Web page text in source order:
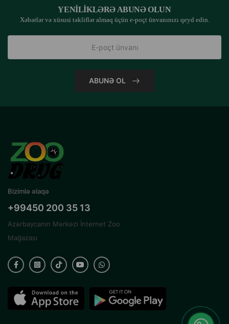
YENILIKLƏRƏ ABUNƏ OLUN
Xəbərlər və xüsusi təkliflər almaq üçün e-poçt ünvanınızı qeyd edin.
ABUNƏ OL
Bizimlə əlaqə
+99450 200 35 13
Azərbaycanın Mərkəzi İnternet Zoo
Mağazası